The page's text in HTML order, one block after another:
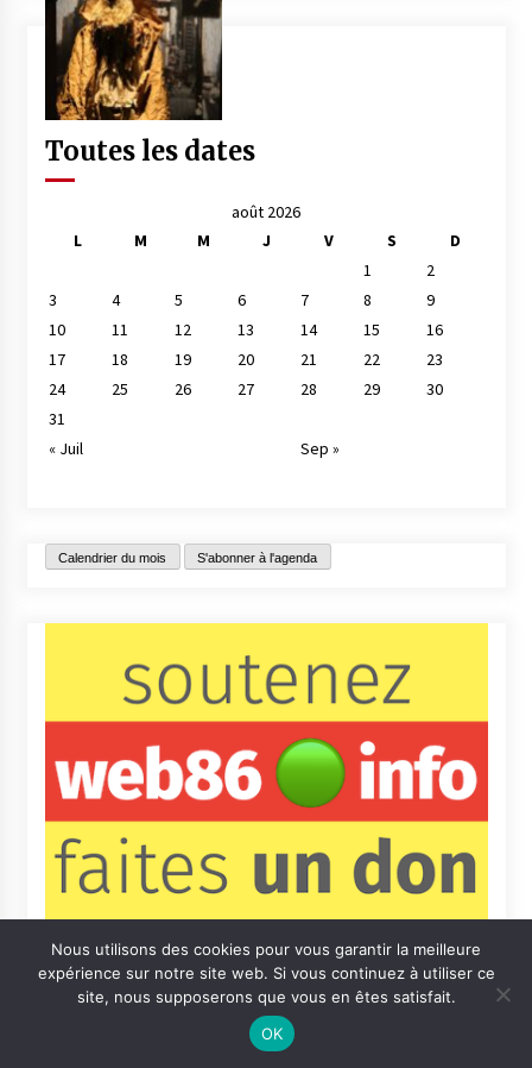
Toutes les dates
août 2026
L
M M J V S
D
1
2
3
4 5 6 7 8
9
10
11 12 13 14 15
16
17
18 19 20 21 22
23
24
25 26 27 28 29
30
31
« Juil
Sep »
Calendrier du mois S'abonner à l'agenda
Qui sommes-nous ? Informations légales
Nous utilisons des cookies pour vous garantir la meilleure
expérience sur notre site web. Si vous continuez à utiliser ce
site, nous supposerons que vous en êtes satisfait.
OK